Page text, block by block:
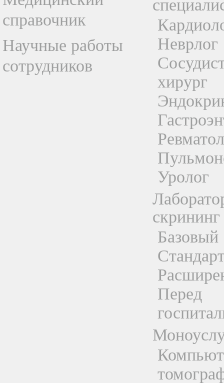
справочник
Научные работы
сотрудников
Неврлог
хирург
Уролог
скрининг
Базовый
Перед